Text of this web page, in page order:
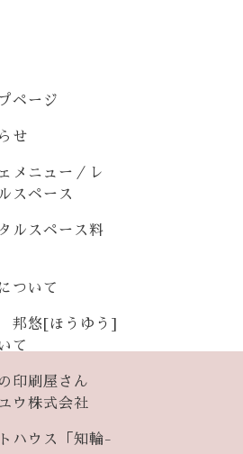
ページ
せ
メニュー／レ
スペース
ルスペース料
ついて
邦悠[ほうゆう]
て
印刷屋さん
ウ株式会社
ハウス「知輪-